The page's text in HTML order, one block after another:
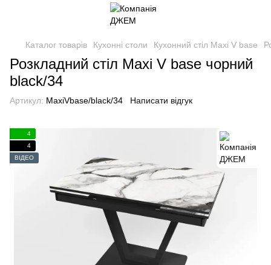
Каталог товарів Кухонні столи Кухонний стіл Maxi V base
Розкладний стіл Maxi V base чорний
black/34
Артикул: MaxiVbase/black/34 Написати відгук
4
4
ВІДЕО